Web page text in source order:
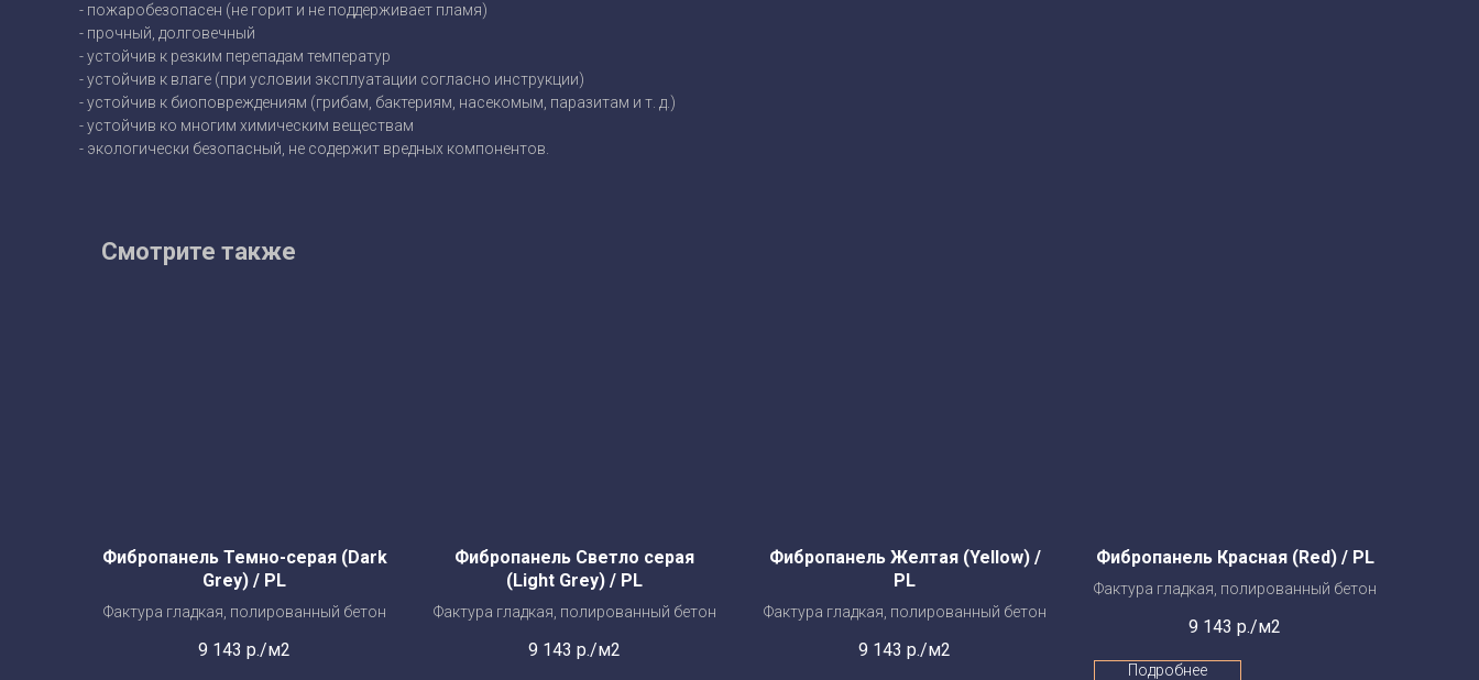
- пожаробезопасен (не горит и не поддерживает пламя)
- прочный, долговечный
- устойчив к резким перепадам температур
- устойчив к влаге (при условии эксплуатации согласно инструкции)
- устойчив к биоповреждениям (грибам, бактериям, насекомым, паразитам и т. д.)
- устойчив ко многим химическим веществам
- экологически безопасный, не содержит вредных компонентов.
Смотрите также
Фибропанель Темно-серая (Dark
Grey) / PL
Фактура гладкая, полированный бетон
9 143 р./м2
Фибропанель Светло серая
(Light Grey) / PL
Фактура гладкая, полированный бетон
9 143 р./м2
Фибропанель Желтая (Yellow) /
PL
Фактура гладкая, полированный бетон
9 143 р./м2
Фибропанель Красная (Red) / PL
Фактура гладкая, полированный бетон
9 143 р./м2
Подробнее